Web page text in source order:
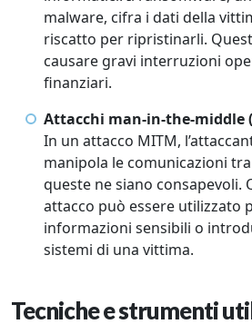
malware, cifra i dati della
riscatto per ripristinarli.
causare gravi interruzioni
finanziari.
Attacchi man-in-the-middle
In un attacco MITM,
manipola le comunicazioni
queste ne siano consapevoli.
attacco può essere utilizzato
informazioni sensibili o
sistemi di una vittima.
Tecniche e strumenti